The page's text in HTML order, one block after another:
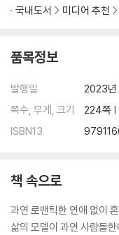
국내도서 미디어 추천
품목정보
발행일
2023년
쪽수, 무게, 크기
224쪽
ISBN13
책 속으로
과연 로맨틱한 연애 없이
삶의 모델이 과연 사람들